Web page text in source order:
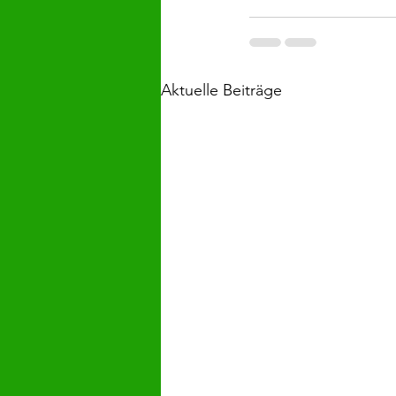
Aktuelle Beiträge